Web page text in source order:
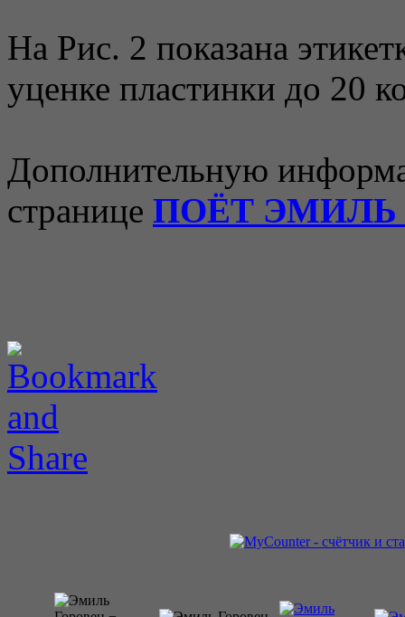
На Рис. 2 показана
уценке пластинки до 20
Дополнительную
странице ПОЁТ ЭМИЛЬ